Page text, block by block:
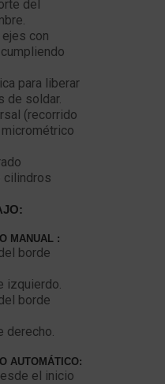
del
con
para liberar
de soldar.
(recorrido
cilindros
MANUAL :
borde
izquierdo.
borde
derecho.
AUTOMÁTICO:
el inicio